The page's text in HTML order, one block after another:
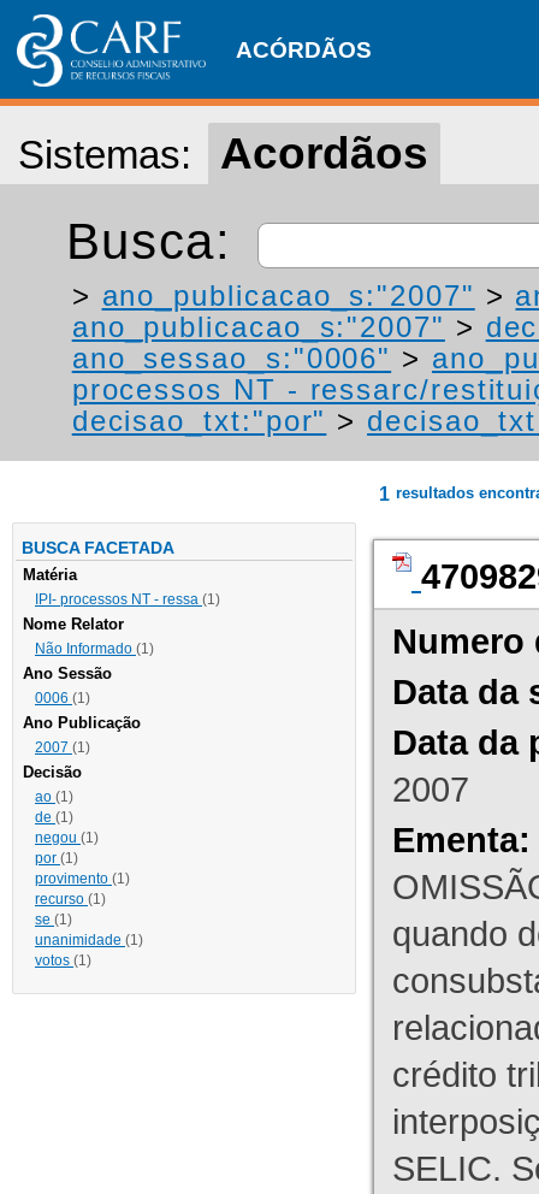
ACÓRDÃOS
Sistemas: Acordãos
Busca:
> ano_publicacao_s:"2007" >
ano_publicacao_s:"2007" >
ano_sessao_s:"0006" >
processos NT - ressarc/
decisao_txt:"por" >
BUSCA FACETADA
Matéria
IPI- processos NT - ressa (1)
Nome Relator
Não Informado (1)
Ano Sessão
0006 (1)
Ano Publicação
2007 (1)
Decisão
ao (1)
de (1)
negou (1)
por (1)
provimento (1)
recurso (1)
se (1)
unanimidade (1)
votos (1)
1 resultados
Numero
Data da
Data da
2007
Ementa:
quando
crédito
SELIC.